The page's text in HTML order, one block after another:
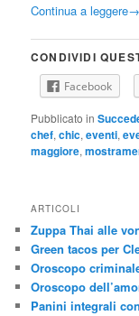
Continua a leggere→
CONDIVIDI
Facebook
Pubblicato in
chef,chic,eventi,
maggiore,
ARTICOLI
Zuppa Thai alle
Green tacos per
Oroscopo
Oroscopo
Panini integrali